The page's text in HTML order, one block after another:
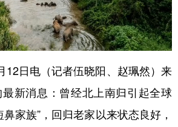
央文件 金融 汽车
人居 信息化 数字经济
日电（记者伍晓阳、赵珮然）来
新消息：曾经北上南归引起全球
家族”，回归老家以来状态良好，